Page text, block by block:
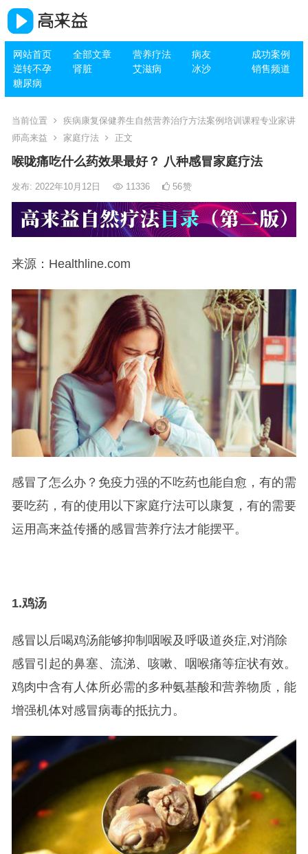
网站首页 全部文章 营养疗法 病友
成功案例
逆转不孕
肾脏 艾滋病 冰沙
销售频道
糖尿病
当前位置
疾病康复保健养生自然营养治疗方法案例培训课程专业家讲
师高来益
家庭疗法 正文
喉咙痛吃什么药效果最好？ 八种感冒家庭疗法
发布: 2022年10月12日 11336 56赞
来源：Healthline.com
感冒了怎么办？免疫力强的不吃药也能自愈，有的需
要吃药，有的使用以下家庭疗法可以康复，有的需要
运用高来益传播的感冒营养疗法才能摆平。
1.鸡汤
感冒以后喝鸡汤能够抑制咽喉及呼吸道炎症,对消除
感冒引起的鼻塞、流涕、咳嗽、咽喉痛等症状有效。
鸡肉中含有人体所必需的多种氨基酸和营养物质，能
增强机体对感冒病毒的抵抗力。